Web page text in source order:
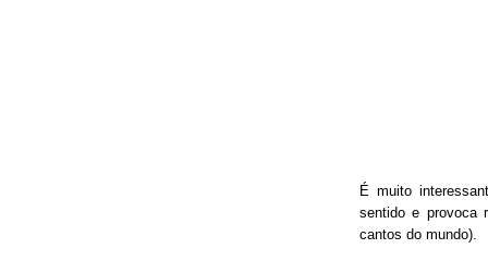
É muito
sentido e provoca
cantos do mundo).